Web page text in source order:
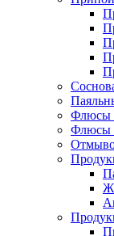
Флюсы
Флюсы